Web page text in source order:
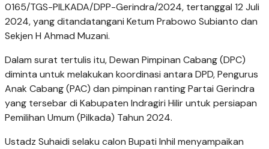
0165/TGS-PILKADA/DPP-Gerindra/2024, tertanggal 12 Juli
2024, yang ditandatangani Ketum Prabowo Subianto dan
Sekjen H Ahmad Muzani.
Dalam surat tertulis itu, Dewan Pimpinan Cabang (DPC)
diminta untuk melakukan koordinasi antara DPD, Pengurus
Anak Cabang (PAC) dan pimpinan ranting Partai Gerindra
yang tersebar di Kabupaten Indragiri Hilir untuk persiapan
Pemilihan Umum (Pilkada) Tahun 2024.
Ustadz Suhaidi selaku calon Bupati Inhil menyampaikan